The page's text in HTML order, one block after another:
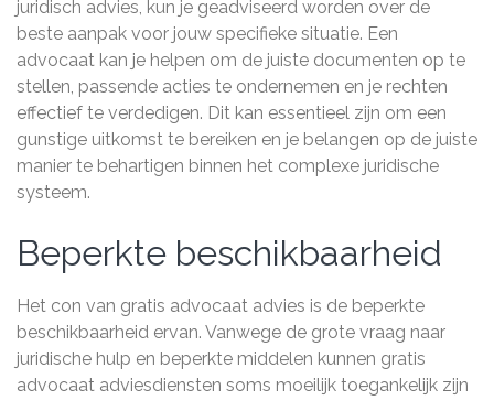
juridisch advies, kun je geadviseerd worden over de
beste aanpak voor jouw specifieke situatie. Een
advocaat kan je helpen om de juiste documenten op te
stellen, passende acties te ondernemen en je rechten
effectief te verdedigen. Dit kan essentieel zijn om een
gunstige uitkomst te bereiken en je belangen op de juiste
manier te behartigen binnen het complexe juridische
systeem.
Beperkte beschikbaarheid
Het con van gratis advocaat advies is de beperkte
beschikbaarheid ervan. Vanwege de grote vraag naar
juridische hulp en beperkte middelen kunnen gratis
advocaat adviesdiensten soms moeilijk toegankelijk zijn